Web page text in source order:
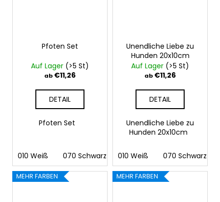
Pfoten Set
Auf Lager (>5 St)
ab €11,26
DETAIL
Pfoten Set
010 Weiß 070 Schwarz 090 Silber 091 Gold
Unendliche Liebe zu
Hunden 20x10cm
Auf Lager (>5 St)
ab €11,26
DETAIL
Unendliche Liebe zu
Hunden 20x10cm
010 Weiß 070 Schwarz
MEHR FARBEN MEHR FARBEN